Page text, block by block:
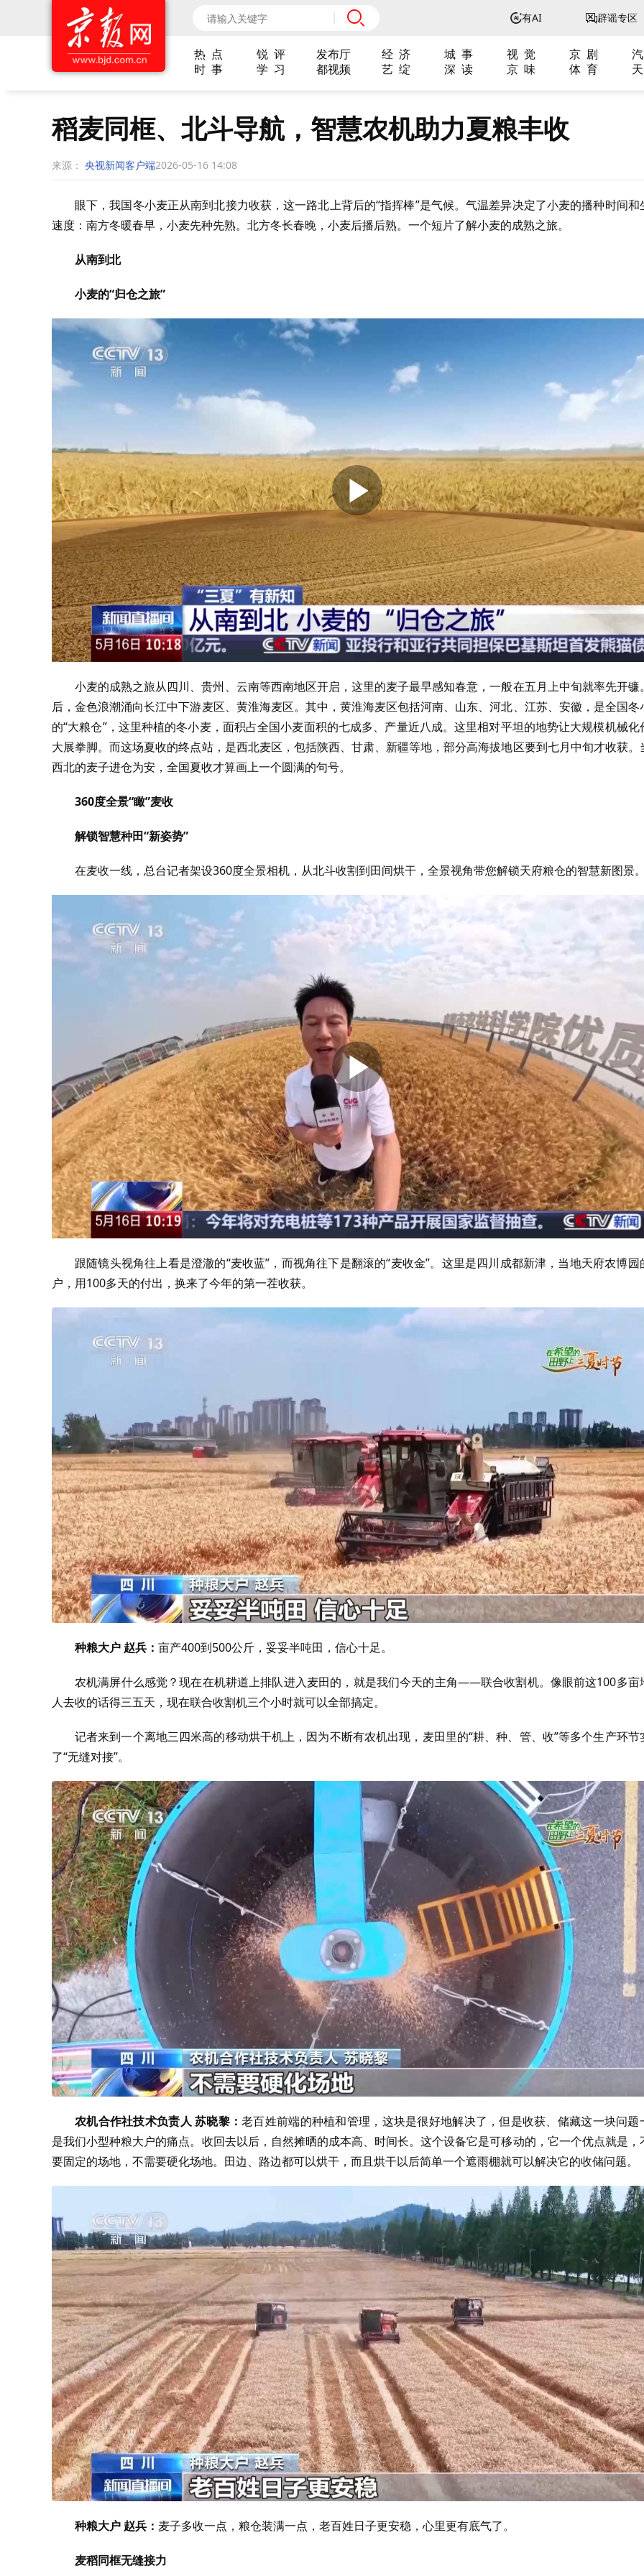
有AI 辟谣专区
热 点 锐 评 发布厅 经 济 城 事 视 觉 京 剧
时 事
学 习 都视频 艺 绽 深 读 京 味 体 育
稻麦同框、北斗导航，智慧农机助力夏粮丰收
来源： 央视新闻客户端2026-05-16 14:08
眼下，我国冬小麦正从南到北接力收获，这一路北上背后的“指挥棒”是气候。气温差异决定了小麦的播种时间和
速度：南方冬暖春早，小麦先种先熟。北方冬长春晚，小麦后播后熟。一个短片了解小麦的成熟之旅。
从南到北
小麦的“归仓之旅”
小麦的成熟之旅从四川、贵州、云南等西南地区开启，这里的麦子最早感知春意，一般在五月上中旬就率先开镰
后，金色浪潮涌向长江中下游麦区、黄淮海麦区。其中，黄淮海麦区包括河南、山东、河北、江苏、安徽，是全国冬
的“大粮仓”，这里种植的冬小麦，面积占全国小麦面积的七成多、产量近八成。这里相对平坦的地势让大规模机械化
大展拳脚。而这场夏收的终点站，是西北麦区，包括陕西、甘肃、新疆等地，部分高海拔地区要到七月中旬才收获。
西北的麦子进仓为安，全国夏收才算画上一个圆满的句号。
360度全景“瞰”麦收
解锁智慧种田“新姿势”
在麦收一线，总台记者架设360度全景相机，从北斗收割到田间烘干，全景视角带您解锁天府粮仓的智慧新图景
跟随镜头视角往上看是澄澈的“麦收蓝”，而视角往下是翻滚的“麦收金”。这里是四川成都新津，当地天府农博园
户，用100多天的付出，换来了今年的第一茬收获。
种粮大户 赵兵： 亩产400到500公斤，妥妥半吨田，信心十足。
农机满屏什么感觉？现在在机耕道上排队进入麦田的，就是我们今天的主角——联合收割机。像眼前这100多亩
人去收的话得三五天，现在联合收割机三个小时就可以全部搞定。
记者来到一个离地三四米高的移动烘干机上，因为不断有农机出现，麦田里的“耕、种、管、收”等多个生产环节
了“无缝对接”。
农机合作社技术负责人 苏晓黎：老百姓前端的种植和管理，这块是很好地解决了，但是收获、储藏这一块问题
是我们小型种粮大户的痛点。收回去以后，自然摊晒的成本高、时间长。这个设备它是可移动的，它一个优点就是，
要固定的场地，不需要硬化场地。田边、路边都可以烘干，而且烘干以后简单一个遮雨棚就可以解决它的收储问题。
种粮大户 赵兵： 麦子多收一点，粮仓装满一点，老百姓日子更安稳，心里更有底气了。
麦稻同框无缝接力